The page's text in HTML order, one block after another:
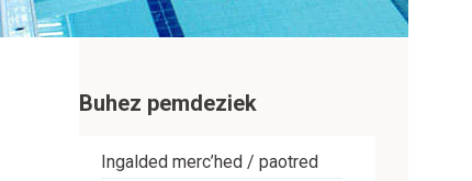
Buhez pemdeziek
Ingalded merc’hed / paotred